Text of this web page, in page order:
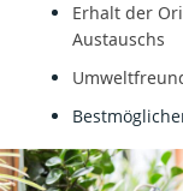
Erhalt der
Austauschs